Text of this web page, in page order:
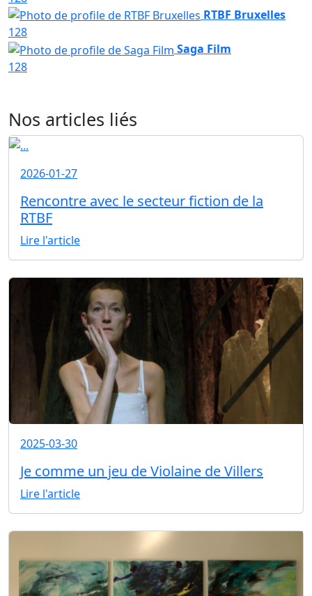
RTBF Bruxelles
128
Saga Film
128
Nos articles liés
2026-01-27
Rencontre avec le secteur fiction de la
RTBF
Lire l'article
2025-03-30
Je comme un jeu de Violaine de Villers
Lire l'article